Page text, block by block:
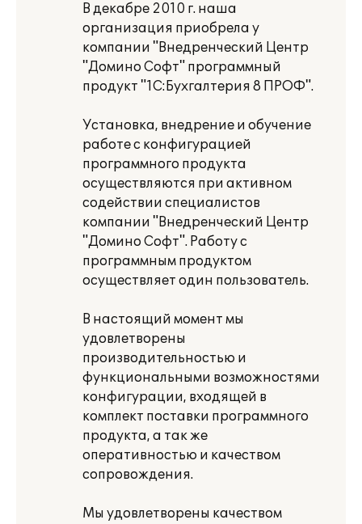
В декабре 2010 г. наша
организация приобрела у
компании "Внедренческий Центр
"Домино Софт" программный
продукт "1С:Бухгалтерия 8 ПРОФ".
Установка, внедрение и обучение
работе с конфигурацией
программного продукта
осуществляются при активном
содействии специалистов
компании "Внедренческий Центр
"Домино Софт". Работу с
программным продуктом
осуществляет один пользователь.
В настоящий момент мы
удовлетворены
производительностью и
функциональными возможностями
конфигурации, входящей в
комплект поставки программного
продукта, а так же
оперативностью и качеством
сопровождения.
Мы удовлетворены качеством